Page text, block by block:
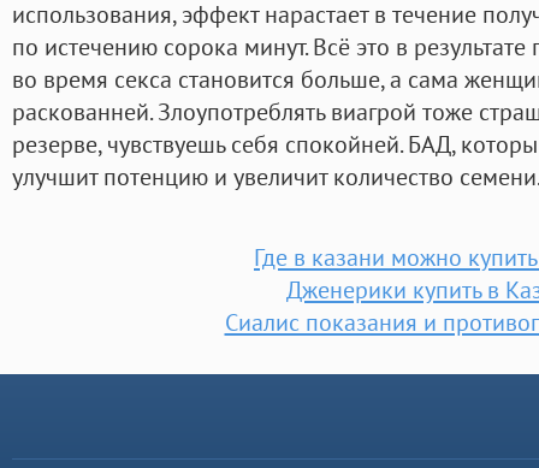
использования, эффект нарастает в течение
по истечению сорока минут. Всё это в
во время секса становится больше, а сама
раскованней. Злоупотреблять виагрой тоже
резерве, чувствуешь себя спокойней. БАД,
улучшит потенцию и увеличит количество
Где в казани можно
Дженерики купить в
Сиалис показания и